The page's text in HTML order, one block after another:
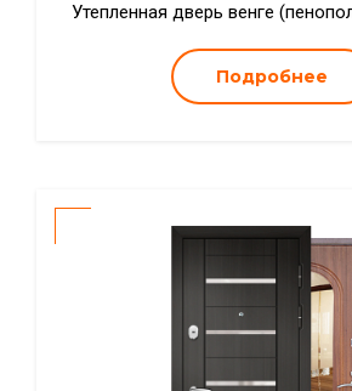
Утепленная дверь венге
Подробнее